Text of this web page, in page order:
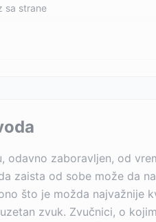
sa strane
odavno zaboravljen, od
zaista od sobe može da
što je možda najvažnije
zvuk. Zvučnici, o